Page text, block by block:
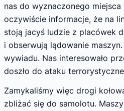
nas do wyznaczonego
oczywiście informacje, że na
stoją jacyś ludzie z placówek
i obserwują lądowanie
wywiadu. Nas interesowało
doszło do ataku
Zamykaliśmy więc drogi
zbliżać się do samolotu.